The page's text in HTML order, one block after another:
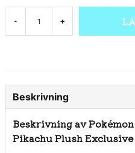
- +
Beskrivning
Beskrivning av
Pikachu Plush Exclusive